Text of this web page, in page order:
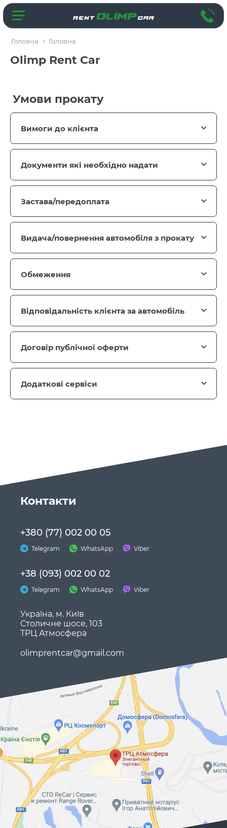
Головна Головна
Olimp Rent Car
Умови прокату
Вимоги до клієнта
Документи які необхідно надати
Застава/передоплата
Видача/повернення автомобіля з прокату
Обмеження
Відповідальність клієнта за автомобіль
Договір публічної оферти
Додаткові сервіси
Контакти
+380 (77) 002 00 05
Telegram WhatsApp Viber
+38 (093) 002 00 02
Telegram WhatsApp Viber
Україна, м. Київ
Столичне шосе, 103
ТРЦ Атмосфера
olimprentcar@gmail.com